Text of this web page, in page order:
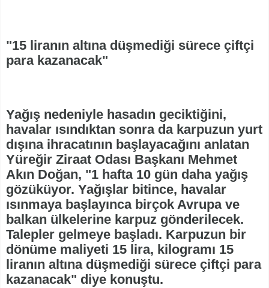
"15 liranın altına düşmediği sürece çiftçi
para kazanacak"
Yağış nedeniyle hasadın geciktiğini,
havalar ısındıktan sonra da karpuzun yurt
dışına ihracatının başlayacağını anlatan
Yüreğir Ziraat Odası Başkanı Mehmet
Akın Doğan, "1 hafta 10 gün daha yağış
gözüküyor. Yağışlar bitince, havalar
ısınmaya başlayınca birçok Avrupa ve
balkan ülkelerine karpuz gönderilecek.
Talepler gelmeye başladı. Karpuzun bir
dönüme maliyeti 15 lira, kilogramı 15
liranın altına düşmediği sürece çiftçi para
kazanacak" diye konuştu.